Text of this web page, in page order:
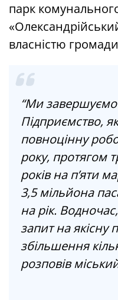
парк
власністю
“Ми
Підприємство,
повноцінну
року, протягом
років на пʼяти
3,5 мільйона
на рік.
запит на якісну
збільшення
розповів